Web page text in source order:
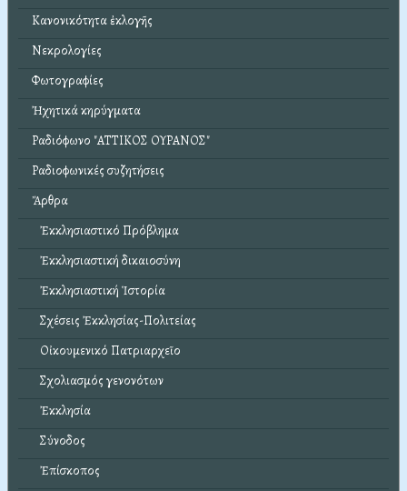
Κανονικότητα ἐκλογῆς
Νεκρολογίες
Φωτογραφίες
Ἠχητικά κηρύγματα
Ραδιόφωνο "ΑΤΤΙΚΟΣ ΟΥΡΑΝΟΣ"
Ραδιοφωνικές συζητήσεις
Ἄρθρα
Ἐκκλησιαστικό Πρόβλημα
Ἐκκλησιαστική δικαιοσύνη
Ἐκκλησιαστική Ἱστορία
Σχέσεις Ἐκκλησίας-Πολιτείας
Οἰκουμενικό Πατριαρχεῖο
Σχολιασμός γενονότων
Ἐκκλησία
Σύνοδος
Ἐπίσκοπος